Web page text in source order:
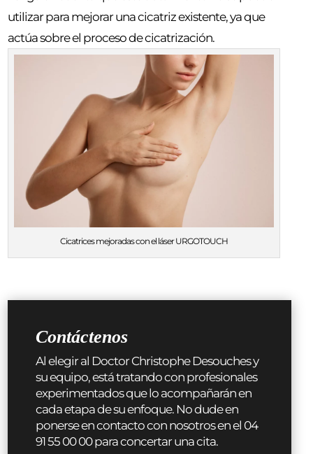
utilizar para mejorar una cicatriz existente, ya que
actúa sobre el proceso de cicatrización.
Cicatrices mejoradas con el láser URGOTOUCH
Contáctenos
Al elegir al Doctor Christophe Desouches y
su equipo, está tratando con profesionales
experimentados que lo acompañarán en
cada etapa de su enfoque. No dude en
ponerse en contacto con nosotros en el 04
91 55 00 00 para concertar una cita.